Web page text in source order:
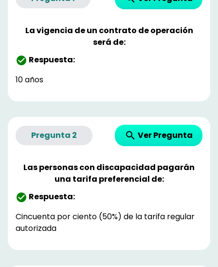
La vigencia de un contrato de operación
será de:
Respuesta:
10 años
Pregunta 2 Ver Pregunta
Las personas con discapacidad pagarán
una tarifa preferencial de:
Respuesta:
Cincuenta por ciento (50%) de la tarifa regular
autorizada